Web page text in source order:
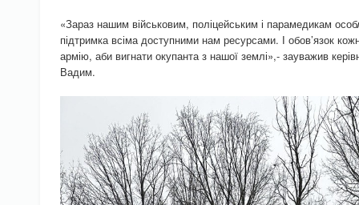
«Зараз нашим військовим, поліцейським і парамедикам
підтримка всіма доступними нам ресурсами. І обов’язок
армію, аби вигнати окупанта з нашої землі»,- зауважив
Вадим.